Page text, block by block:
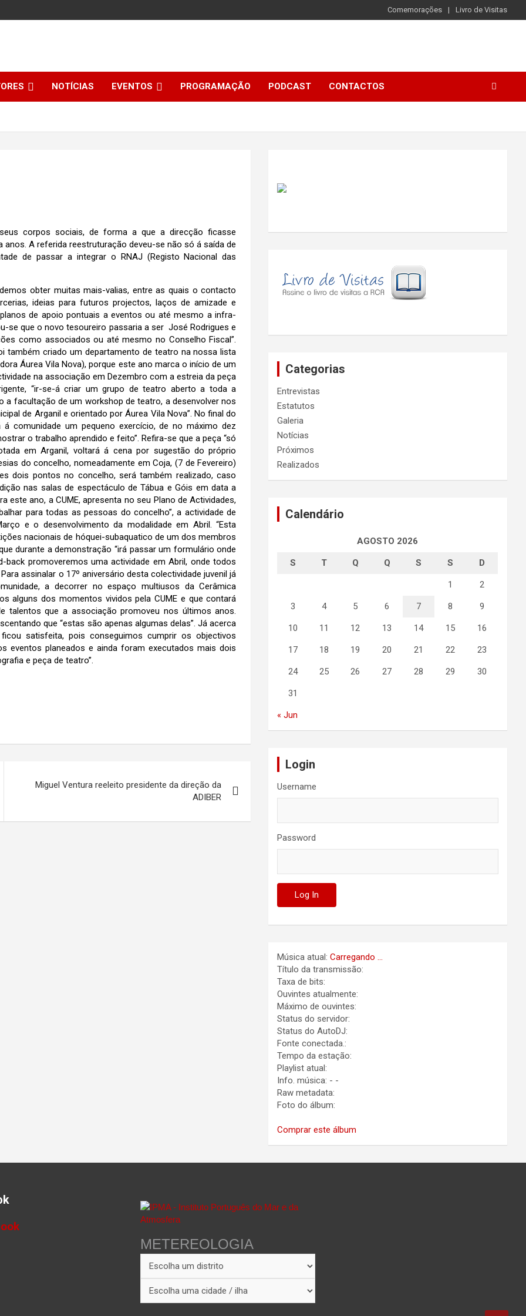
Comemorações Livro de Visitas
NOTÍCIAS EVENTOS PROGRAMAÇÃO PODCAST CONTACTOS
corpos sociais, de forma a que a direcção ficasse
A referida reestruturação deveu-se não só á saída de
de passar a integrar o RNAJ (Registo Nacional das
obter muitas mais-valias, entre as quais o contacto
ideias para futuros projectos, laços de amizade e
de apoio pontuais a eventos ou até mesmo a infra-
se que o novo tesoureiro passaria a ser José Rodrigues e
como associados ou até mesmo no Conselho Fiscal”.
também criado um departamento de teatro na nossa lista
Áurea Vila Nova), porque este ano marca o início de um
na associação em Dezembro com a estreia da peça
“ir-se-á criar um grupo de teatro aberto a toda a
a facultação de um workshop de teatro, a desenvolver nos
de Arganil e orientado por Áurea Vila Nova”. No final do
comunidade um pequeno exercício, de no máximo dez
o trabalho aprendido e feito”. Refira-se que a peça “só
em Arganil, voltará á cena por sugestão do próprio
do concelho, nomeadamente em Coja, (7 de Fevereiro)
dois pontos no concelho, será também realizado, caso
nas salas de espectáculo de Tábua e Góis em data a
este ano, a CUME, apresenta no seu Plano de Actividades,
para todas as pessoas do concelho”, a actividade de
e o desenvolvimento da modalidade em Abril. “Esta
nacionais de hóquei-subaquatico de um dos membros
durante a demonstração “irá passar um formulário onde
promoveremos uma actividade em Abril, onde todos
assinalar o 17º aniversário desta colectividade juvenil já
a decorrer no espaço multiusos da Cerâmica
alguns dos momentos vividos pela CUME e que contará
talentos que a associação promoveu nos últimos anos.
que “estas são apenas algumas delas”. Já acerca
satisfeita, pois conseguimos cumprir os objectivos
eventos planeados e ainda foram executados mais dois
e peça de teatro”.
Miguel Ventura reeleito presidente da direção da
ADIBER
Categorias
Entrevistas
Estatutos
Galeria
Notícias
Próximos
Realizados
Calendário
AGOSTO 2026
S T Q Q S S D
1 2
3 4 5 6 7 8 9
10 11 12 13 14 15 16
17 18 19 20 21 22 23
24 25 26 27 28 29 30
31
« Jun
Login
Username
Password
Música atual:Carregando ...
Título da transmissão:
Taxa de bits:
Ouvintes atualmente:
Máximo de ouvintes:
Status do servidor:
Status do AutoDJ:
Fonte conectada.:
Tempo da estação:
Playlist atual:
Info. música: - -
Raw metadata:
Foto do álbum:
Comprar este álbum
METEREOLOGIA